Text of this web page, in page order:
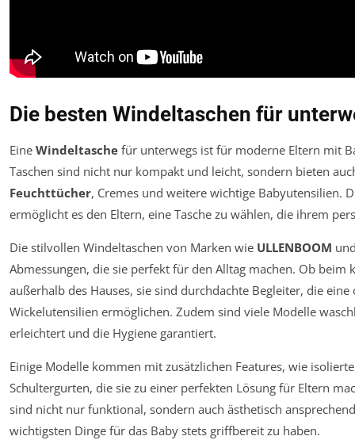
Die besten Windeltaschen für
Eine Windeltasche für unterwegs ist für moderne Eltern mit
Taschen sind nicht nur kompakt und leicht, sondern bieten
Feuchttücher, Cremes und weitere wichtige Babyutensilien.
ermöglicht es den Eltern, eine Tasche zu wählen, die ihrem
Die stilvollen Windeltaschen von Marken wie ULLENBOOM
Abmessungen, die sie perfekt für den Alltag machen. Ob beim
außerhalb des Hauses, sie sind durchdachte Begleiter, die
Wickelutensilien ermöglichen. Zudem sind viele Modelle
erleichtert und die Hygiene garantiert.
Einige Modelle kommen mit zusätzlichen Features, wie
Schultergurten, die sie zu einer perfekten Lösung für Eltern
sind nicht nur funktional, sondern auch ästhetisch
wichtigsten Dinge für das Baby stets griffbereit zu haben.